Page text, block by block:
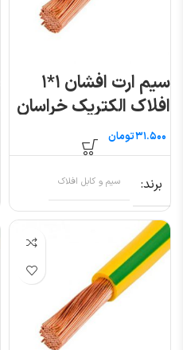
سیم ارت افشان ۱*۱
افلاک الکتریک خراسان
(متری)
تومان
برند سیم و کابل افلاک